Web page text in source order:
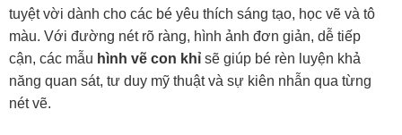
tuyệt vời dành cho các bé yêu thích sáng tạo, học vẽ và tô
màu. Với đường nét rõ ràng, hình ảnh đơn giản, dễ tiếp
cận, các mẫu hình vẽ con khỉ sẽ giúp bé rèn luyện khả
năng quan sát, tư duy mỹ thuật và sự kiên nhẫn qua từng
nét vẽ.